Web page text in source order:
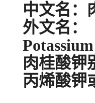
中文名：
外文名：
肉桂酸钾
丙烯酸钾